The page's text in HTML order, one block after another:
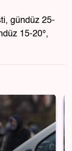
gündüz 25-
15-20°,